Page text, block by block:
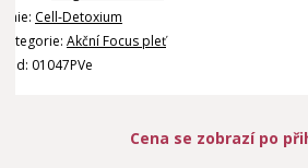
Linie: Cell-Detoxium
Kategorie: Akční Focus pleť
Kód: 01047PVe
Cena se zobrazí po